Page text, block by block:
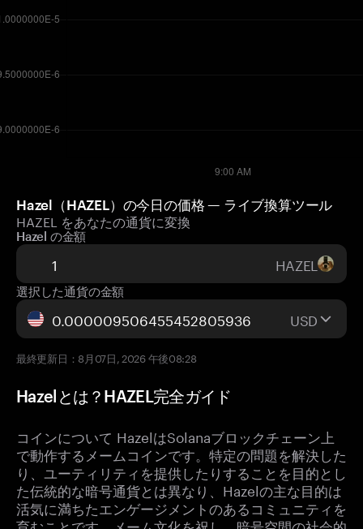
Hazel（HAZEL）の今日の価格 — ライブ換算ツール
HAZEL をあなたの通貨に変換
Hazel の金額
HAZEL
選択した通貨の金額
USD
最終更新日：8月07日, 2026 午後08:28
Hazelとは？HAZEL完全ガイド
コインについて HazelはSolanaブロックチェーン上
で動作するメームコインです。特定の問題を解決した
り、ユーティリティを提供したりすることを目的とし
た伝統的な暗号通貨とは異なり、Hazelの主な目的は
活気に満ちたエンゲージメントのあるコミュニティを